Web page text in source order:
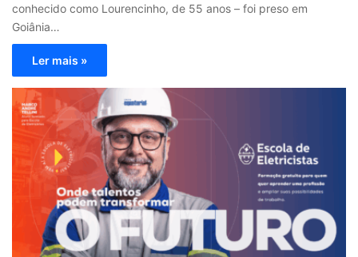
conhecido como Lourencinho, de 55 anos – foi preso em
Goiânia…
Ler mais »